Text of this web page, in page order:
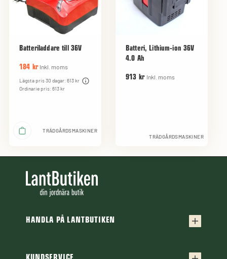
Batteriladdare till 36V
184 kr Inkl. moms
Lägsta pris 30 dagar: 613 kr
Ordinarie pris: 613 kr
TRÄDGÅRDSMASKINER
Batteri, Lithium-ion 36V
4.0 Ah
913 kr Inkl. moms
TRÄDGÅRDSMASKINER
HANDLA PÅ LANTBUTIKEN